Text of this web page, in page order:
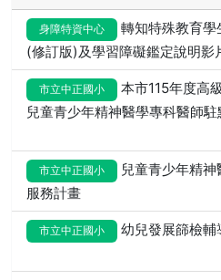
身障特資中心
轉知特殊教育學
(修訂版)及學習障礙鑑定說明影
市立中正國小
本市115年度高
兒童青少年精神醫學專科醫師
市立中正國小
兒童青少年精神
服務計畫
市立中正國小
幼兒發展篩檢輔